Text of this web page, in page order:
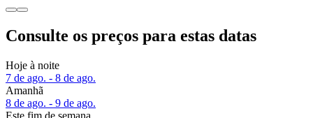
Consulte os preços para estas datas
Hoje à noite
7 de ago. - 8 de ago.
Amanhã
8 de ago. - 9 de ago.
Este fim de semana